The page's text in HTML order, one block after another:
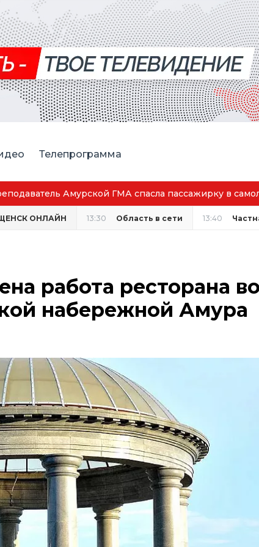
Телепрограмма
ГМА спасла пассажирку в самолёте
ОНЛАЙН 13:30 Область в сети 13:40
работа ресторана
набережной Амура